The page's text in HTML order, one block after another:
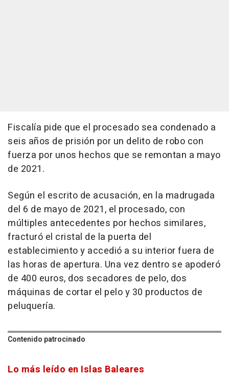
Fiscalía pide que el procesado sea condenado a
seis años de prisión por un delito de robo con
fuerza por unos hechos que se remontan a mayo
de 2021.
Según el escrito de acusación, en la madrugada
del 6 de mayo de 2021, el procesado, con
múltiples antecedentes por hechos similares,
fracturó el cristal de la puerta del
establecimiento y accedió a su interior fuera de
las horas de apertura. Una vez dentro se apoderó
de 400 euros, dos secadores de pelo, dos
máquinas de cortar el pelo y 30 productos de
peluquería.
Contenido patrocinado
Lo más leído en Islas Baleares